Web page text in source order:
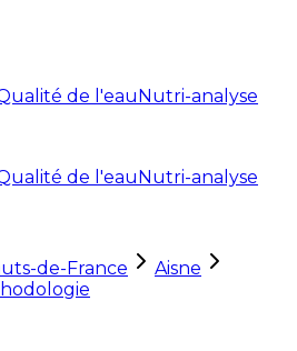
de l'eauNutri-analyse
de l'eauNutri-analyse
de-France
Aisne